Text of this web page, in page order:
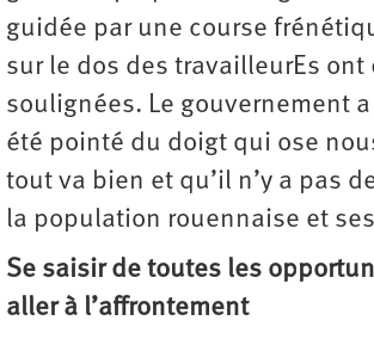
guidée par une course
sur le dos des travailleurEs ont
soulignées. Le gouvernement
été pointé du doigt qui ose
tout va bien et qu’il n’y a pas
la population rouennaise et
Se saisir de toutes les
aller à l’affrontement